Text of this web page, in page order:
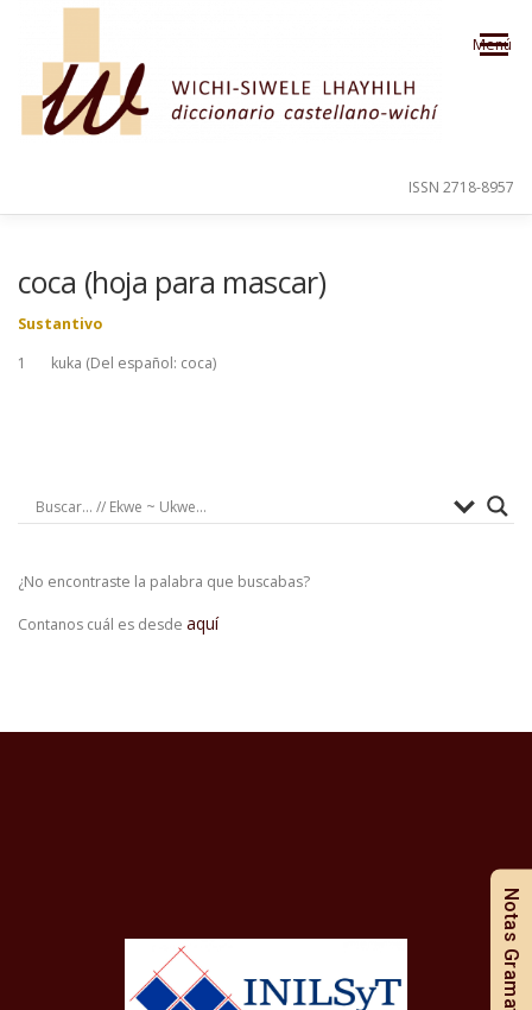
Saltar al contenido
Menú
ISSN 2718-8957
coca (hoja para mascar)
Sustantivo
1 kuka (Del español: coca)
¿No encontraste la palabra que buscabas?
Contanos cuál es desde aquí